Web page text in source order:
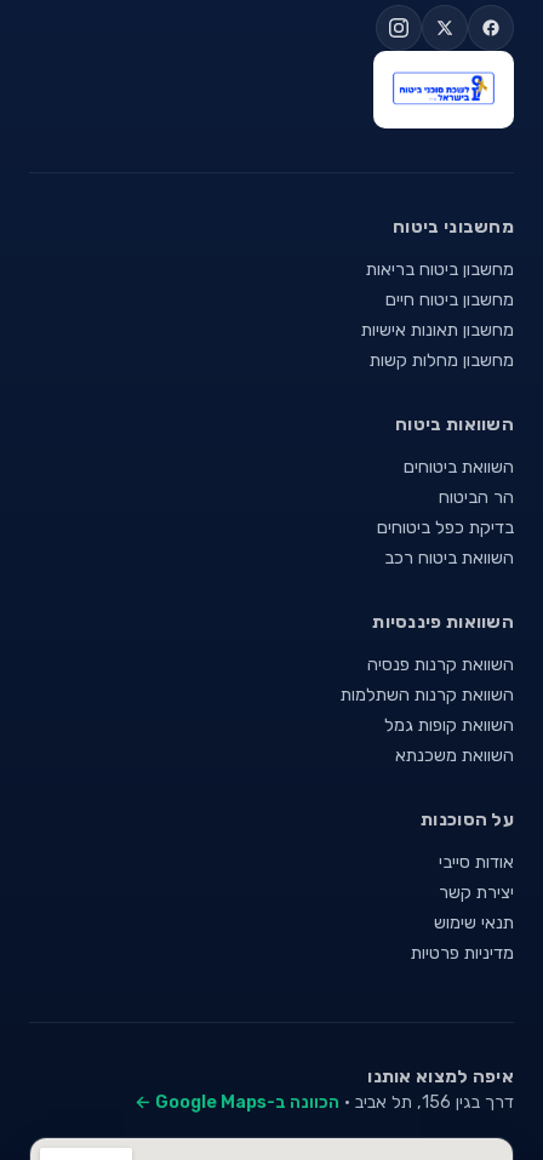
מחשבוני ביטוח
מחשבון ביטוח בריאות
מחשבון ביטוח חיים
מחשבון תאונות אישיות
מחשבון מחלות קשות
השוואות ביטוח
השוואת ביטוחים
הר הביטוח
בדיקת כפל ביטוחים
השוואת ביטוח רכב
השוואות פיננסיות
השוואת קרנות פנסיה
השוואת קרנות השתלמות
השוואת קופות גמל
השוואת משכנתא
על הסוכנות
אודות סייבי
יצירת קשר
תנאי שימוש
מדיניות פרטיות
איפה למצוא אותנו
דרך בגין 156, תל אביב · הכוונה ב-Google Maps ←